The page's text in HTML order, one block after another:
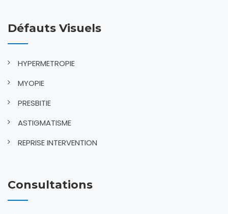
Défauts Visuels
HYPERMETROPIE
MYOPIE
PRESBITIE
ASTIGMATISME
REPRISE INTERVENTION
Consultations